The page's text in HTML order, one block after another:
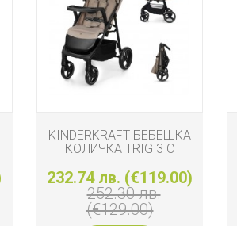
KINDERKRAFT БЕБЕШКА
КОЛИЧКА TRIG 3 С
232.74 лв. (€119.00)
252.30 лв.
(€129.00)